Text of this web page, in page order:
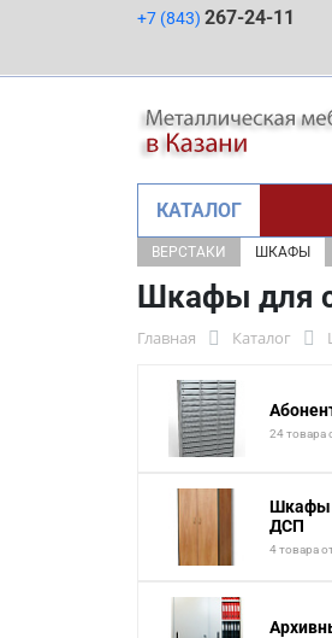
+7 (843) 267-24-11
КАТАЛОГ
ВЕРСТАКИ ШКАФЫ
Шкафы для
Главная Каталог
24 товара
Шкафы
ДСП
4 товара